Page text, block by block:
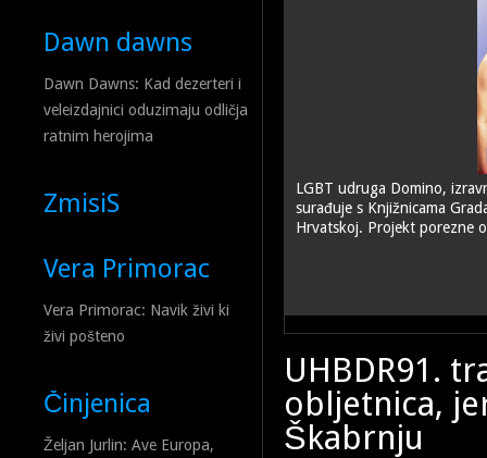
Dawn dawns
Dawn Dawns: Kad dezerteri i
veleizdajnici oduzimaju odličja
ratnim herojima
ZmisiS
Vera Primorac
Vera Primorac: Navik živi ki
živi pošteno
Činjenica
Željan Jurlin: Ave Europa,
LGBT udruga Domino,
surađuje s Knjižnicama
Hrvatskoj. Projekt porezne
Dok u lipnju mjesec dana
Tomašević je čekao večer
medija.
UHBDR91.
obljetnica,
Škabrnju